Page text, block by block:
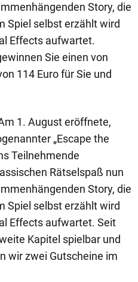
Story, die
Spiel selbst erzählt wird
Effects aufwartet.
Sie einen von
114 Euro für Sie und
1. August eröffnete,
„Escape the
Teilnehmende
Rätselspaß nun
Story, die
Spiel selbst erzählt wird
Effects aufwartet. Seit
Kapitel spielbar und
wir zwei Gutscheine im